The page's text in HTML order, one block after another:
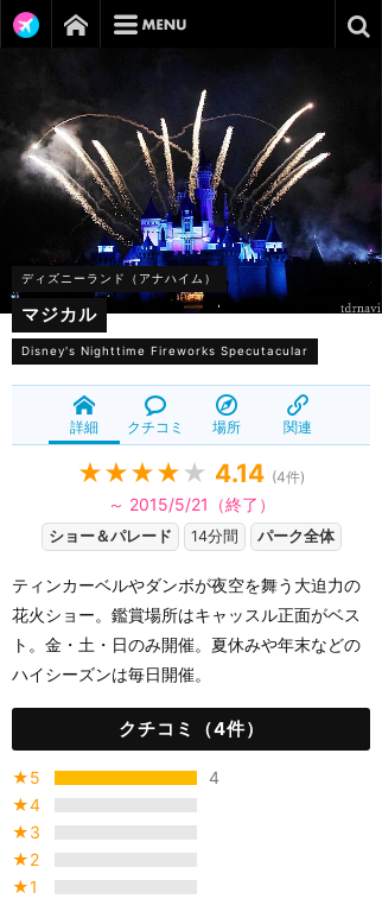
ディズニーランド（アナハイム）
マジカル
Disney's Nighttime Fireworks Specutacular
詳細 クチコミ 場所 関連
★★★★ ★ 4.14 (4件)
～ 2015/5/21（終了）
ショー＆パレード 14分間 パーク全体
ティンカーベルやダンボが夜空を舞う大迫力の
花火ショー。鑑賞場所はキャッスル正面がベス
ト。金・土・日のみ開催。夏休みや年末などの
ハイシーズンは毎日開催。
クチコミ（4件）
★5
4
★4
★3
★2
★1